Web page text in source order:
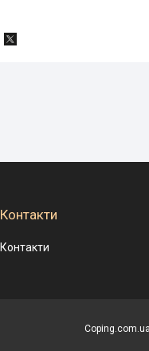
Контакти
Контакти